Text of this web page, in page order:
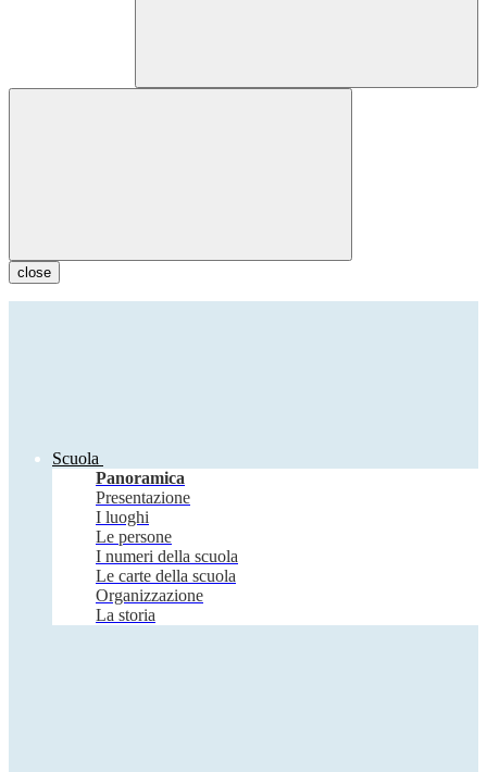
close
Scuola
Panoramica
Presentazione
I luoghi
Le persone
I numeri della scuola
Le carte della scuola
Organizzazione
La storia